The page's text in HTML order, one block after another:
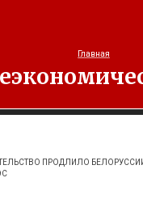
ПРОДЛИЛО